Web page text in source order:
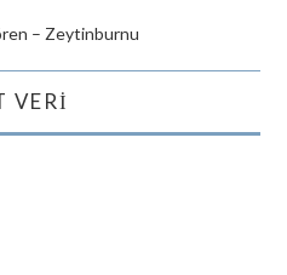
– Zeytinburnu
VERI